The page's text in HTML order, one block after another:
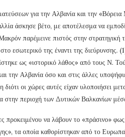
για την Αλβανία και την
άσκησε βέτο, με αποτέλεσμα να
παρέμεινε πιστός στην στρατηγική
εσωτερικό της έναντι της διεύρυνσης.
ως «ιστορικό λάθος» από τους Ν.
την Αλβανία όσο και στις άλλες
οι χώρες αυτές είχαν υλοποιήσει
στην περιοχή των Δυτικών Βαλκανίων
προκειμένου να λάβουν το «πράσινο»
τα οποία καθορίστηκαν από το